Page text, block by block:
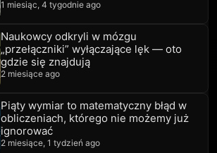
1 miesiąc, 4 tygodnie ago
Naukowcy odkryli w mózgu
„przełączniki” wyłączające lęk — oto
gdzie się znajdują
2 miesiące ago
Piąty wymiar to matematyczny błąd w
obliczeniach, którego nie możemy już
ignorować
2 miesiące, 1 tydzień ago